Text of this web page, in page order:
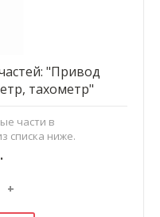
+
"Привод
тахометр"
части в
списка ниже.